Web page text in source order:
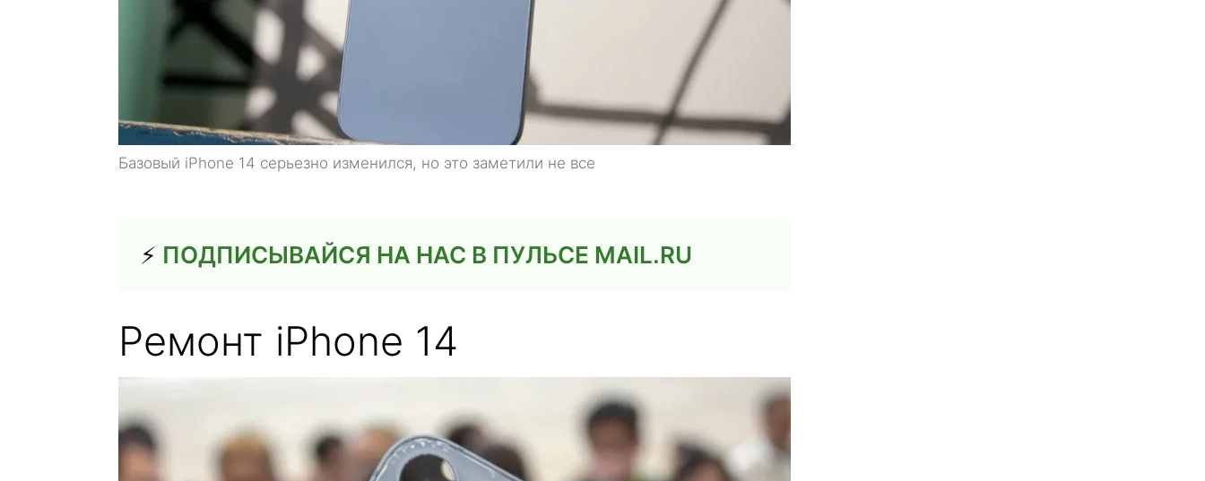
Базовый iPhone 14 серьезно изменился, но это заметили не все
⚡️ ПОДПИСЫВАЙСЯ НА НАС В ПУЛЬСЕ MAIL.RU
Ремонт iPhone 14